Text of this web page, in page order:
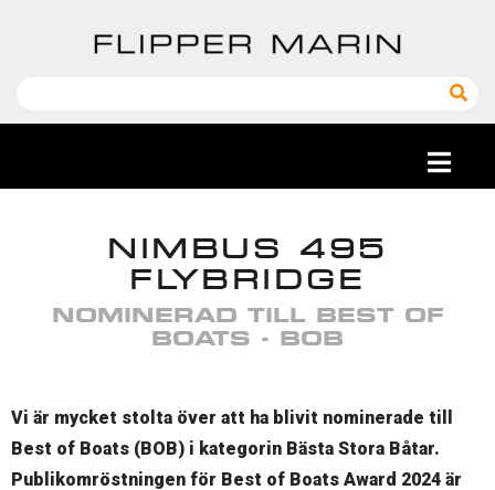
NIMBUS 495
FLYBRIDGE
NOMINERAD TILL BEST OF
BOATS - BOB
Vi är mycket stolta över att ha blivit nominerade till
Best of Boats (BOB) i kategorin Bästa Stora Båtar.
Publikomröstningen för Best of Boats Award 2024 är